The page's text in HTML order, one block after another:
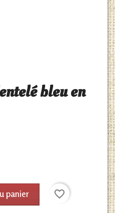
bleu en
panier favorite_border